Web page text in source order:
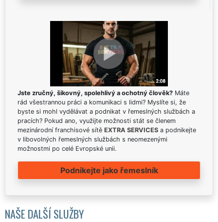
Jste zručný, šikovný, spolehlivý a ochotný člověk? Máte
rád všestrannou práci a komunikaci s lidmi? Myslíte si, že
byste si mohl vydělávat a podnikat v řemeslných službách a
pracích? Pokud ano, využijte možnosti stát se členem
mezinárodní franchisové sítě EXTRA SERVICES a podnikejte
v libovolných řemeslných službách s neomezenými
možnostmi po celé Evropské unii.
Podnikejte jako řemeslník
NAŠE DALŠÍ SLUŽBY